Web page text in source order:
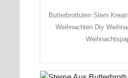
Butterbrottuten Stern
Weihnachten Diy